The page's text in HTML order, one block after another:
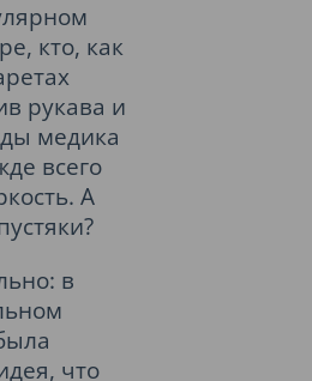
кто, как
рукава и
медика
всего
А
в
что